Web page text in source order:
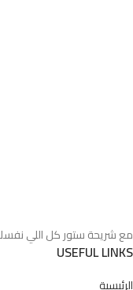
مع شريحة ستور كل اللي
USEFUL LINKS
الرئيسية